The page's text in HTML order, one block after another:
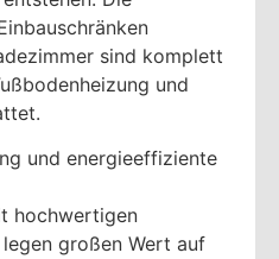
sind komplett
und
und energieeffiziente
hochwertigen
großen Wert auf